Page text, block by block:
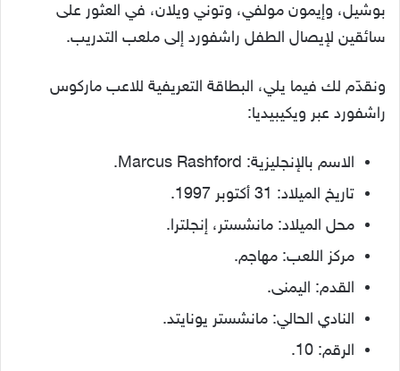
بوشيل، وإيمون مولفي، وتوني ويلان، في العثور على
سائقين لإيصال الطفل راشفورد إلى ملعب التدريب.
ونقدّم لك فيما يلي، البطاقة التعريفية للاعب ماركوس
راشفورد عبر ويكيبيديا:
الاسم بالإنجليزية: Marcus Rashford.
تاريخ الميلاد: 31 أكتوبر 1997.
محل الميلاد: مانشستر، إنجلترا.
مركز اللعب: مهاجم.
القدم: اليمنى.
النادي الحالي: مانشستر يونايتد.
الرقم: 10.